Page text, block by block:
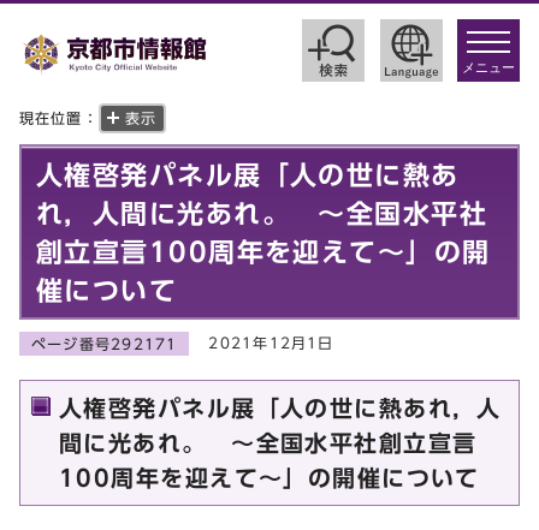
toggle
メニュー
現在位置： 表示
人権啓発パネル展「人の世に熱あ
れ，人間に光あれ。 ～全国水平社
創立宣言100周年を迎えて～」の開
催について
ページ番号292171 2021年12月1日
人権啓発パネル展「人の世に熱あれ，人
間に光あれ。 ～全国水平社創立宣言
100周年を迎えて～」の開催について